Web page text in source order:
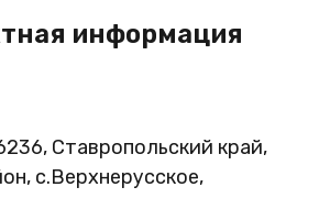
информация
Ставропольский край,
с.Верхнерусское,